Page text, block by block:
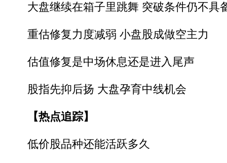
大盘继续在箱子里跳舞 突破条件仍不具
重估修复力度减弱 小盘股成做空主力
估值修复是中场休息还是进入尾声
股指先抑后扬 大盘孕育中线机会
【热点追踪】
低价股品种还能活跃多久